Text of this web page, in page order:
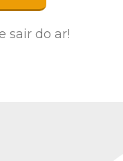
sair do ar!